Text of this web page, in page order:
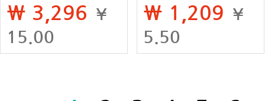
₩ 3,296 ¥
15.00
₩ 1,209 ¥
5.50